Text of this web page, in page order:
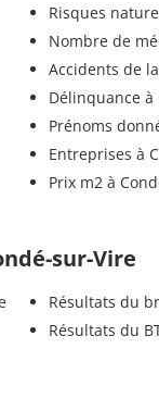
Risques
Nombre de
Accidents de
Délinquance à
Prénoms
Entreprises à
Prix m2 à
sur-Vire
Résultats du
Résultats du